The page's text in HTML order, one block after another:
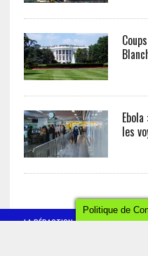
les
LA RÉDACTION CONTACT
Politique de